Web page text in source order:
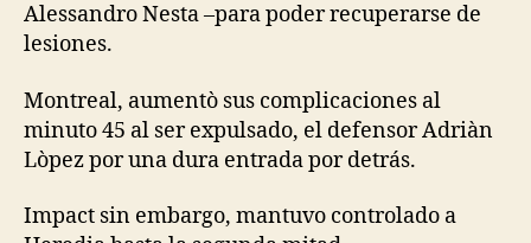
Alessandro Nesta –para poder recuperarse de
lesiones.
Montreal, aumentò sus complicaciones al
minuto 45 al ser expulsado, el defensor Adriàn
Lòpez por una dura entrada por detrás.
Impact sin embargo, mantuvo controlado a